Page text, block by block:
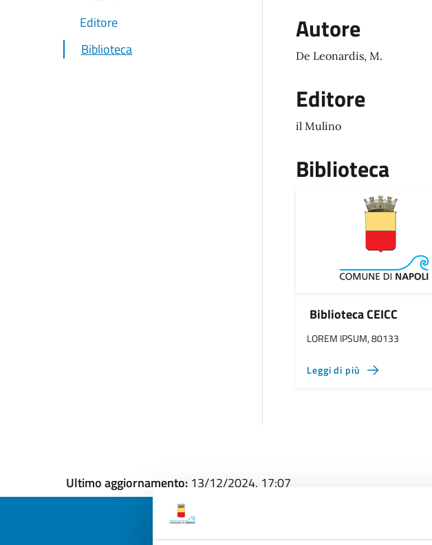
Editore
Biblioteca
Autore
De Leonardis, M.
Editore
il Mulino
Biblioteca
Biblioteca CEICC
LOREM IPSUM, 80133
Leggi di più
Ultimo aggiornamento: 13/12/2024, 17:07